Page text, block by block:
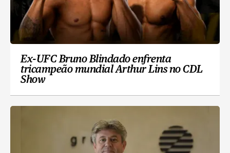
Ex-UFC Bruno Blindado enfrenta
tricampeão mundial Arthur Lins no CDL
Show